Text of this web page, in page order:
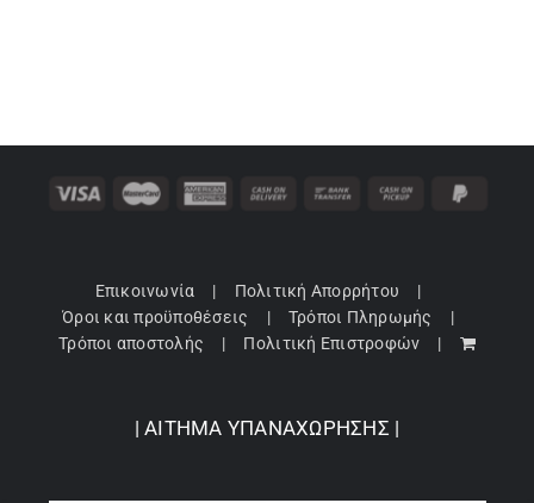
Επικοινωνία
Πολιτική Απορρήτου
Όροι και προϋποθέσεις
Τρόποι Πληρωμής
Τρόποι αποστολής
Πολιτική Επιστροφών
| ΑΙΤΗΜΑ ΥΠΑΝΑΧΩΡΗΣΗΣ |